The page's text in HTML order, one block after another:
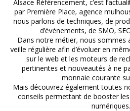
Alsace Référencement, c’est
par Première Place, agence
nous parlons de techniques, de
d’évènements, de SMO,
Dans notre métier, nous sommes
veille régulière afin d’évoluer en
sur le web et les moteurs de
pertinentes et nouveautés à ne
monnaie courante
Mais découvrez également toutes
conseils permettant de booster
numériques.